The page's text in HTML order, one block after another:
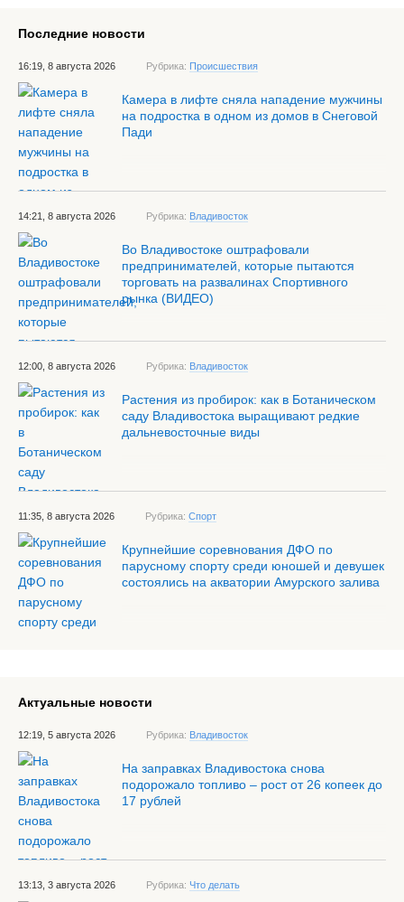
Последние новости
16:19, 8 августа 2026 Рубрика: Происшествия
Камера в лифте сняла нападение мужчины
на подростка в одном из домов в Снеговой
Пади
14:21, 8 августа 2026 Рубрика: Владивосток
Во Владивостоке оштрафовали
предпринимателей, которые пытаются
торговать на развалинах Спортивного
рынка (ВИДЕО)
12:00, 8 августа 2026 Рубрика: Владивосток
Растения из пробирок: как в Ботаническом
саду Владивостока выращивают редкие
дальневосточные виды
11:35, 8 августа 2026 Рубрика: Спорт
Крупнейшие соревнования ДФО по
парусному спорту среди юношей и девушек
состоялись на акватории Амурского залива
Актуальные новости
12:19, 5 августа 2026 Рубрика: Владивосток
На заправках Владивостока снова
подорожало топливо – рост от 26 копеек до
17 рублей
13:13, 3 августа 2026 Рубрика: Что делать